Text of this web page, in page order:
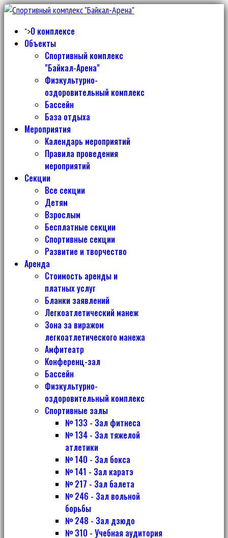
">О комплексе
Объекты
Спортивный комплекс
"Байкал-Арена"
Физкультурно-
оздоровительный комплекс
Бассейн
База отдыха
Мероприятия
Календарь мероприятий
Правила проведения
мероприятий
Секции
Все секции
Детям
Взрослым
Бесплатные секции
Спортивные секции
Развитие и творчество
Аренда
Стоимость аренды и
платных услуг
Бланки заявлений
Легкоатлетический манеж
Зона за виражом
легкоатлетического манежа
Амфитеатр
Конференц-зал
Бассейн
Физкультурно-
оздоровительный комплекс
Спортивные залы
№ 133 - Зал фитнеса
№ 134 - Зал тяжелой
атлетики
№ 140 - Зал бокса
№ 141 - Зал каратэ
№ 217 - Зал балета
№ 246 - Зал вольной
борьбы
№ 248 - Зал дзюдо
№ 310 - Учебная аудитория